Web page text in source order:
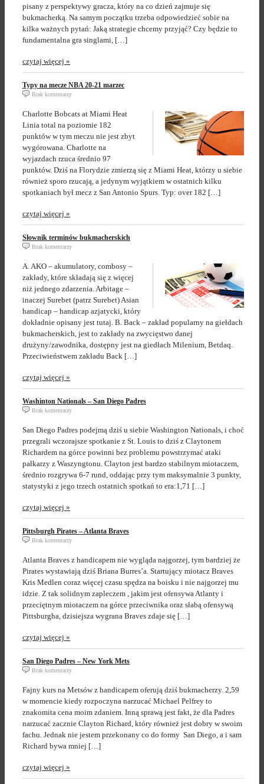
pisany z perspektywy gracza, który na co dzień zajmuje się
bukmacherką. Na samym początku trzeba odpowiedzieć sobie na
kilka ważnych pytań: Jaką strategie chcemy przyjąć? Czy będzie to
fundamentalna gra singlami, […]
czytaj więcej »
Typy na mecze NBA 20-21 marzec
Brak komentarzy
Charlotte Bobcats at Miami Heat
Linia total na poziomie 182
punktów w tym meczu nie jest zbyt
wygórowana. Charlotte na
wyjazdach rzuca średnio 97
punktów. Dziś na Florydzie zmierzą się z Miami Heat, którzy u siebie
również sporo rzucają, a jedynym wyjątkiem w ostatnich kilku
spotkaniach był mecz z San Antonio Spurs. Typ: over 182 […]
czytaj więcej »
Słownik terminów bukmacherskich
Brak komentarzy
A. AKO – akumulatory, combosy –
zakłady, które składają się z więcej
niż jednego zdarzenia. Arbitage –
inaczej Surebet (patrz Surebet) Asian
handicap – handicap azjatycki, który
dokładnie opisany jest tutaj. B. Back – zakład popularny na giełdach
bukmacherskich, jest to zakłady na zwycięstwo danej
drużyny/zawodnika, dostępny jest na giedłach Milenium, Betdaq.
Przeciwieństwem zakładu Back […]
czytaj więcej »
Washinton Nationals – San Diego Padres
Brak komentarzy
San Diego Padres podejmą dziś u siebie Washington Nationals, i choć
przegrali wczorajsze spotkanie z St. Louis to dziś z Claytonem
Richardem na górce powinni bez problemu powstrzymać ataki
pałkarzy z Waszyngtonu. Clayton jest bardzo stabilnym miotaczem,
średnio rozgrywa 6-7 rund, oddając przy tym maksymalnie 3 punkty,
statystyki z jego trzech ostatnich spotkań to era:1,71 […]
czytaj więcej »
Pittsburgh Pirates – Atlanta Braves
Brak komentarzy
Atlanta Braves z handicapem nie wygląda najgorzej, tym bardziej że
Pirates wystawiają dziś Briana Burres’a. Startujący miotacz Braves
Kris Medlen coraz więcej czasu spędza na boisku i nie najgorzej mu
idzie. Z tak solidnym zapleczem , jakim jest ofensywa Atlanty i
przeciętnym miotaczem na górce przeciwnika oraz słabą ofensywą
Pittsburgha, dzisiejsza wygrana Braves zdaje się […]
czytaj więcej »
San Diego Padres – New York Mets
Brak komentarzy
Fajny kurs na Metsów z handicapem oferują dziś bukmacherzy. 2,59
w momencie kiedy rozpoczyna narzucać Michael Pelfrey to
znakomita cena moim zdaniem. Inną sprawą jest fakt, że dla Padres
narzucać zacznie Clayton Richard, który również jest dobry w swoim
fachu. Jednak nie jestem przekonany co do formy San Diego, a i sam
Richard bywa mniej […]
czytaj więcej »